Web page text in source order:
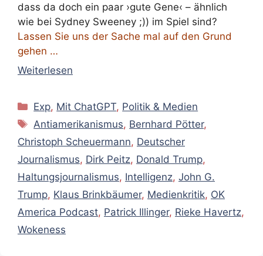
dass da doch ein paar ›gute Gene‹ – ähnlich
wie bei Sydney Sweeney ;)) im Spiel sind?
Lassen Sie uns der Sache mal auf den Grund
gehen …
Weiterlesen
Kategorien
Exp, Mit ChatGPT, Politik & Medien
Schlagwörter
Antiamerikanismus, Bernhard Pötter,
Christoph Scheuermann, Deutscher
Journalismus, Dirk Peitz, Donald Trump,
Haltungsjournalismus, Intelligenz, John G.
Trump, Klaus Brinkbäumer, Medienkritik, OK
America Podcast, Patrick Illinger, Rieke Havertz,
Wokeness